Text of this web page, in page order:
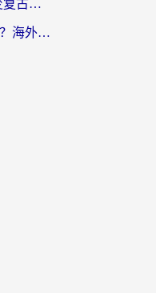
法国怎么玩戒灵传说-超变复古传奇？海外玩家国服游戏加速终极指南
新加坡怎么玩战争与文明？海外党国服游戏加速器终极避坑指南